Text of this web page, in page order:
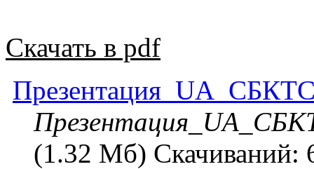
Скачать в pdf
(1.32 Мб) Скачиваний: